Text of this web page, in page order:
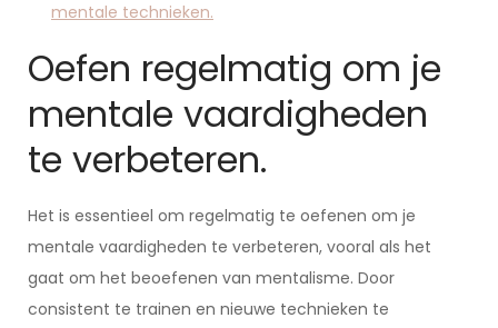
mentale technieken.
Oefen regelmatig om je
mentale vaardigheden
te verbeteren.
Het is essentieel om regelmatig te oefenen om je
mentale vaardigheden te verbeteren, vooral als het
gaat om het beoefenen van mentalisme. Door
consistent te trainen en nieuwe technieken te